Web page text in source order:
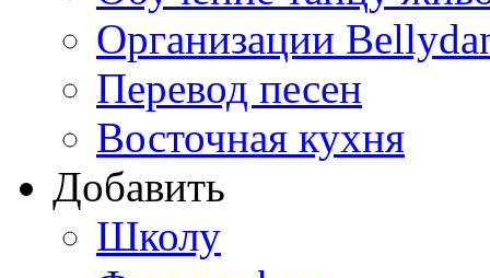
Организации
Перевод песен
Восточная кухня
Добавить
Школу